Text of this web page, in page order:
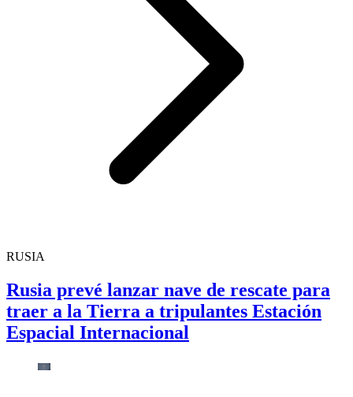
RUSIA
Rusia prevé lanzar nave de rescate para
traer a la Tierra a tripulantes Estación
Espacial Internacional